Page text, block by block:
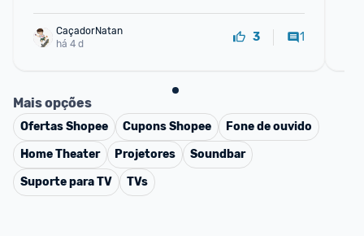
CaçadorNatan
há 4 d
3 1
Mais opções
OfertasShopee CuponsShopee
Fone de ouvido
Home Theater
Projetores
Soundbar
Suporte para TV
TVs